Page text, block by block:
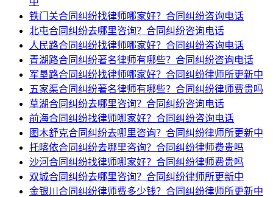
铁门关合同纠纷找律师哪家好？合同纠纷咨询电话
北屯合同纠纷去哪里咨询？合同纠纷咨询电话
人民路合同纠纷找律师哪家好？合同纠纷咨询电话
青湖路合同纠纷著名律师有哪些？合同纠纷咨询电话
军垦路合同纠纷找律师哪家好？合同纠纷律师所更新中
五家渠合同纠纷著名律师有哪些？合同纠纷律师费贵吗
草湖合同纠纷去哪里咨询？合同纠纷咨询电话
前海合同纠纷找律师哪家好？合同纠纷咨询电话
图木舒克合同纠纷去哪里咨询？合同纠纷律师所更新中
托喀依合同纠纷去哪里咨询？合同纠纷律师费贵吗
沙河合同纠纷找律师哪家好？合同纠纷律师费贵吗
双城合同纠纷去哪里咨询？合同纠纷律师所更新中
金银川合同纠纷律师费多少钱？合同纠纷律师所更新中